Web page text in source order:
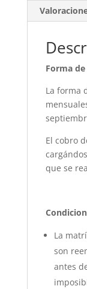
Forma
La forma
El cobro
que se
La
son
antes